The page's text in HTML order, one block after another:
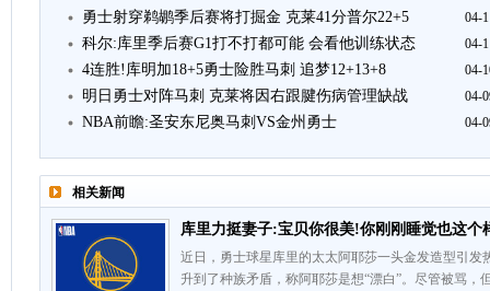
勇士射穿鹈鹕季后赛将打掘金 克莱41分普尔22+5 04-
科尔:库里季后赛G1打不打都可能 会看他训练状态 04-
4连胜!库明加18+5勇士险胜马刺 追梦12+13+8 04-
明日勇士对阵马刺 克莱将因右跟腱伤病管理缺战 04-
NBA前瞻:圣安东尼奥马刺VS金州勇士 04-
相关新闻
库里力挺妻子:宝贝你很美!你刚刚睡觉也这个
近日，勇士球星库里的太太阿耶莎一头金发造型引
升到了种族矛盾，称阿耶莎是想“漂白”。尽管被骂，